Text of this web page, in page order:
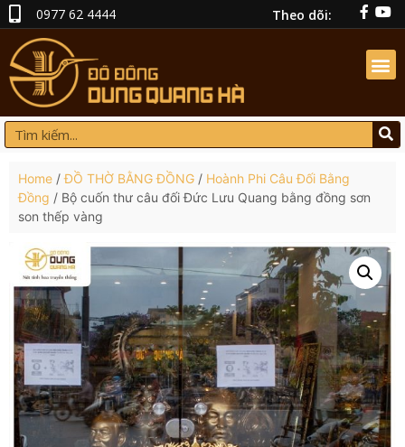
0977 62 4444 Theo dõi:
Home /ĐỒ THỜ BẰNG ĐỒNG / Hoành Phi Câu Đối Bằng
Đồng / Bộ cuốn thư câu đối Đức Lưu Quang bằng đồng sơn
son thếp vàng